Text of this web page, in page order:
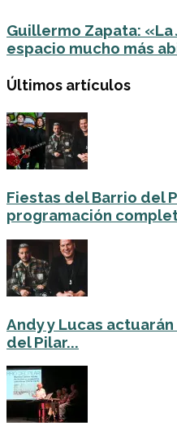
Guillermo Zapata: «La
espacio mucho más
Últimos artículos
Fiestas del Barrio del
programación
Andy y Lucas
del Pilar...